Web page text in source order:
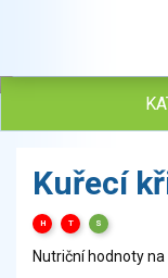
Vejce
Mléko
Kuřecí
H T S
Nutriční hodnoty na